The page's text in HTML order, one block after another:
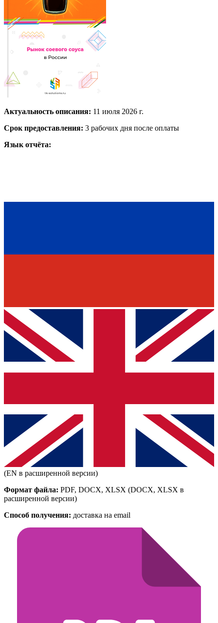
Актуальность описания: 11 июля 2026 г.
Срок предоставления: 3 рабочих дня после оплаты
Язык отчёта:
(EN в расширенной версии)
Формат файла: PDF, DOCX, XLSX (DOCX, XLSX в
расширенной версии)
Способ получения: доставка на email